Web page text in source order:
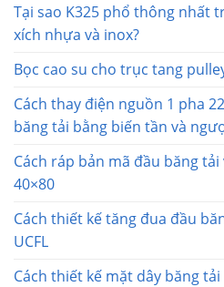
Tại sao K325 phổ thông nhất
xích nhựa và inox?
Bọc cao su cho trục tang
Cách thay điện nguồn 1 pha
băng tải bằng biến tần và
Cách ráp bản mã đầu băng
40×80
Cách thiết kế tăng đua đầu
UCFL
Cách thiết kế mặt dây băng